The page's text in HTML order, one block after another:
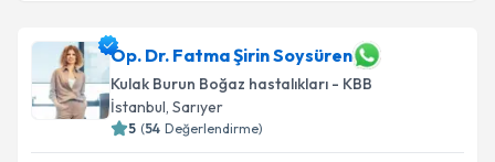
Op. Dr. Fatma Şirin Soysüren
Kulak Burun Boğaz hastalıkları - KBB
İstanbul, Sarıyer
5 (54 Değerlendirme)